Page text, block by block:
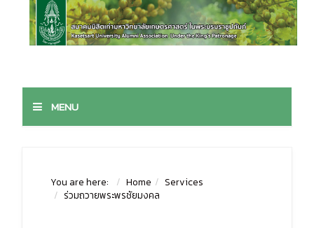
MENU
You are here: Home
Services
ร่วมถวายพระพรชัยมงคล